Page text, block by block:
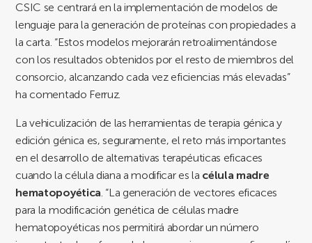
CSIC se centrará en la implementación de modelos de
lenguaje para la generación de proteínas con propiedades a
la carta. “Estos modelos mejorarán retroalimentándose
con los resultados obtenidos por el resto de miembros del
consorcio, alcanzando cada vez eficiencias más elevadas”
ha comentado Ferruz.
La vehiculización de las herramientas de terapia génica y
edición génica es, seguramente, el reto más importantes
en el desarrollo de alternativas terapéuticas eficaces
cuando la célula diana a modificar es la célula madre
hematopoyética. “La generación de vectores eficaces
para la modificación genética de células madre
hematopoyéticas nos permitirá abordar un número